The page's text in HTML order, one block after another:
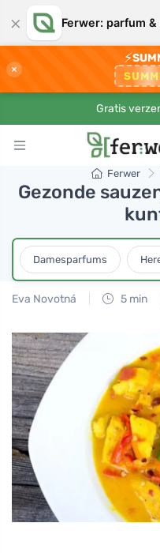
× Ferwer: parfum
×
⚡
Gratis
Ferwer
Gezonde
Damesparfums
Eva Novotná 5 min